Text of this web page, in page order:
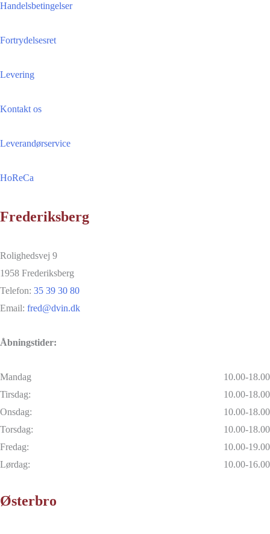
Handelsbetingelser
Fortrydelsesret
Levering
Kontakt os
Leverandørservice
HoReCa
Frederiksberg
Rolighedsvej 9
1958 Frederiksberg
Telefon: 35 39 30 80
Email: fred@dvin.dk
Åbningstider:
Mandag
10.00-18.00
Tirsdag:
10.00-18.00
Onsdag:
10.00-18.00
Torsdag:
10.00-18.00
Fredag:
10.00-19.00
Lørdag:
10.00-16.00
Østerbro